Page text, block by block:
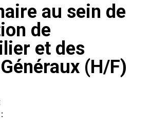
au sein de
de
et des
(H/F)